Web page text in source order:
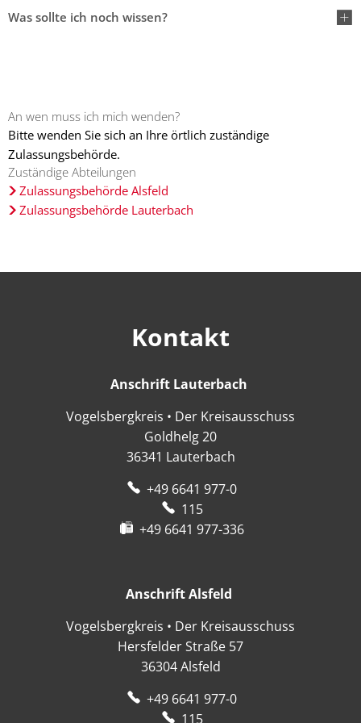
Was sollte ich noch wissen?
An wen muss ich mich wenden?
Bitte wenden Sie sich an Ihre örtlich zuständige
Zulassungsbehörde.
Zuständige Abteilungen
Zulassungsbehörde Alsfeld
Zulassungsbehörde Lauterbach
Kontakt
Anschrift Lauterbach
Vogelsbergkreis • Der Kreisausschuss
Goldhelg 20
36341 Lauterbach
+49 6641 977-0
115
+49 6641 977-336
Anschrift Alsfeld
Vogelsbergkreis • Der Kreisausschuss
Hersfelder Straße 57
36304 Alsfeld
+49 6641 977-0
115